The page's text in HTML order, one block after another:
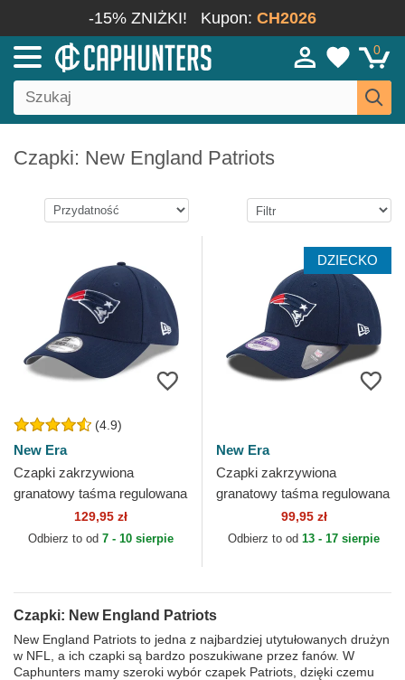
-15% ZNIŻKI! Kupon: CH2026
0
Czapki: New England Patriots
(4.9)
New Era
Czapki zakrzywiona
granatowy taśma regulowana
9FORTY The League New
England Patriots NFL New
129,95 zł
Odbierz to od 7 - 10 sierpie
DZIECKO
New Era
Czapki zakrzywiona
granatowy taśma regulowana
dla dziecka 9FORTY The
League New England
99,95 zł
Odbierz to od 13 - 17 sierpie
Czapki: New England Patriots
New England Patriots to jedna z najbardziej utytułowanych drużyn
w NFL, a ich czapki są bardzo poszukiwane przez fanów. W
Caphunters mamy szeroki wybór czapek Patriots, dzięki czemu